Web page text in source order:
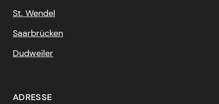
St. Wendel
Saarbrücken
Dudweiler
ADRESSE